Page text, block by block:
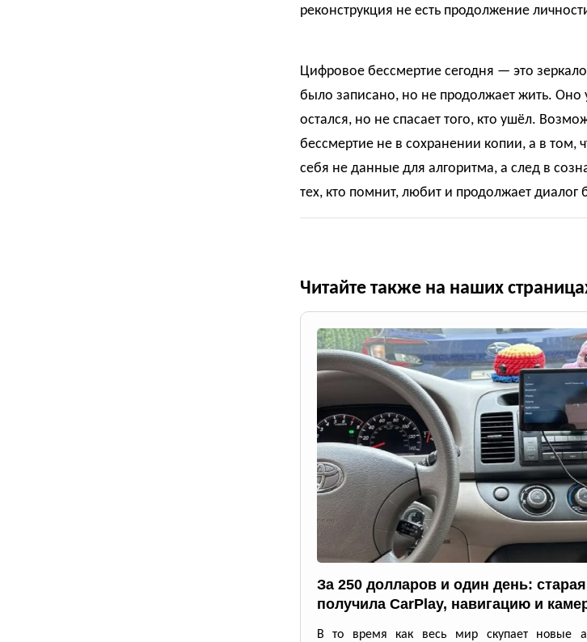
реконструкция не есть продолжение
Цифровое бессмертие сегодня — это
было записано, но не продолжает жить. Оно
остался, но не спасает того, кто ушёл.
бессмертие не в сохранении копии, а в том,
себя не данные для алгоритма, а след в
тех, кто помнит, любит и продолжает
Читайте также на наших
За 250 долларов и один день:
получила CarPlay, навигацию и
В то время как весь мир скупает новые